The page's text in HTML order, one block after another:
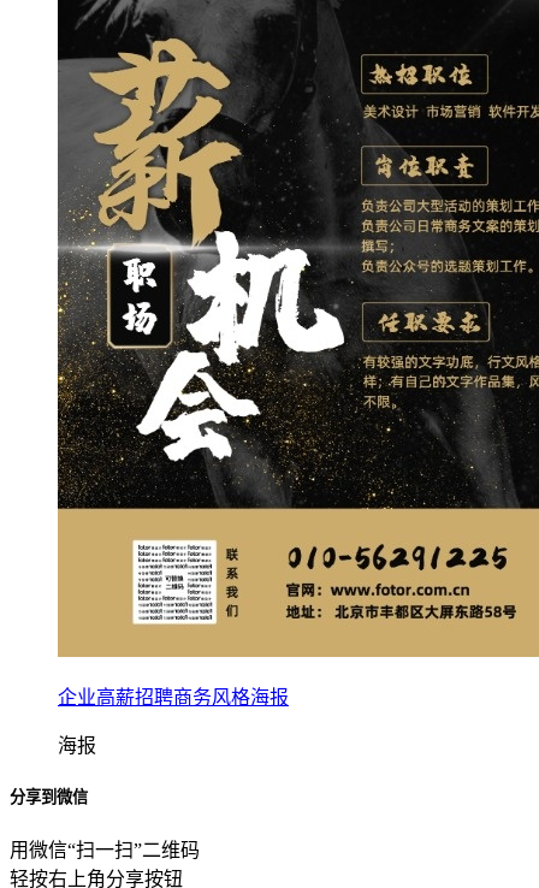
企业高薪招聘商务风格海报
海报
分享到微信
用微信“扫一扫”二维码
轻按右上角分享按钮